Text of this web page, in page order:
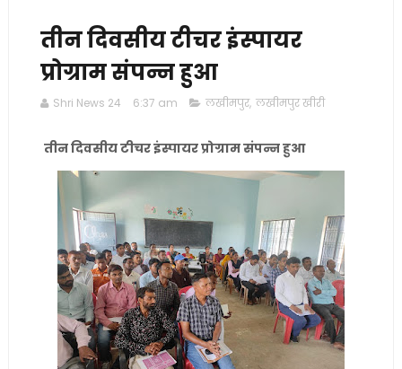
तीन दिवसीय टीचर इंस्पायर
प्रोग्राम संपन्न हुआ
Shri News 24 6:37 am लखीमपुर, लखीमपुर खीरी
तीन दिवसीय टीचर इंस्पायर प्रोग्राम संपन्न हुआ